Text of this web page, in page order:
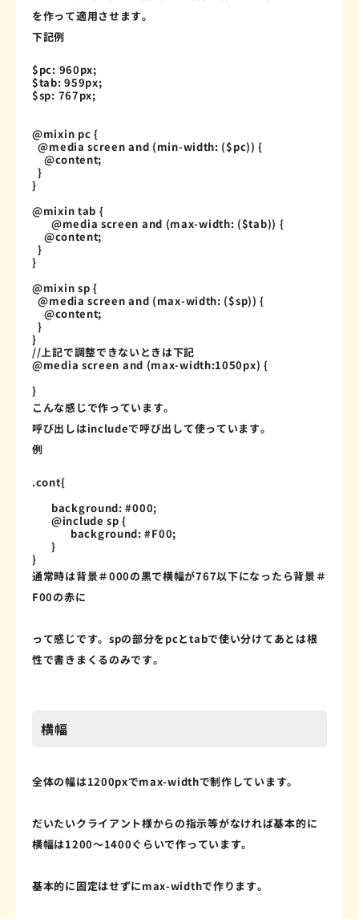
を作って適用させます。
下記例
$pc: 960px;
$tab: 959px;
$sp: 767px;
@mixin pc {
  @media screen
and (min-width: ($pc)) {
@content;
}
}
@mixin tab {
  	@media screen
and (max-width: ($tab)) {
@content;
}
}
@mixin sp {
  @media screen
and (max-width: ($sp)) {
@content;
}
}
//上記で調整できないときは下記
@media screen and (max-width:1050px) {
}
こんな感じで作っています。
呼び出しはincludeで呼び出して使っています。
例
.cont{
background: #000;
@include sp {
background: #F00;
}
}
通常時は背景＃000の黒で横幅が767以下になったら背景＃
F00の赤に
って感じです。spの部分をpcとtabで使い分けてあとは根
性で書きまくるのみです。
横幅
全体の幅は1200pxでmax-widthで制作しています。
だいたいクライアント様からの指示等がなければ基本的に
横幅は1200～1400ぐらいで作っています。
基本的に固定はせずにmax-widthで作ります。